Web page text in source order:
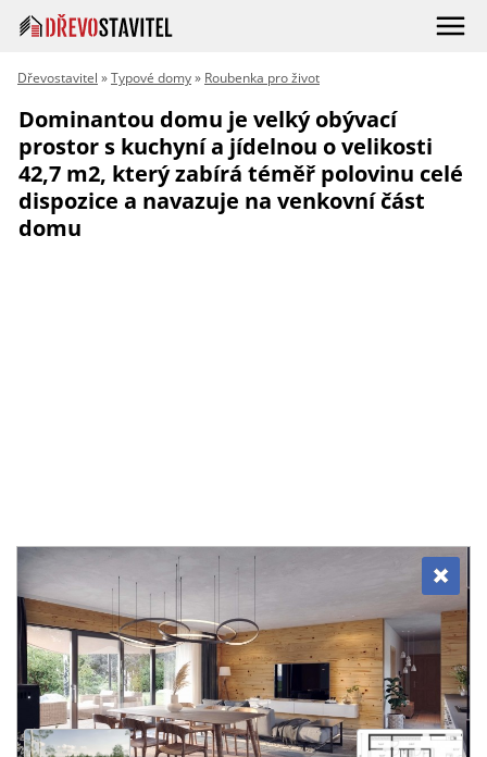
Dřevostavitel »Typové domy» Roubenka pro život
Dominantou domu je velký obývací
prostor s kuchyní a jídelnou o velikosti
42,7 m2, který zabírá téměř polovinu celé
dispozice a navazuje na venkovní část
domu